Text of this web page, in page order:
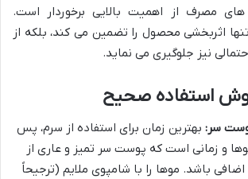
های مصرف از اهمیت بالایی برخوردار است.
اثربخشی محصول را تضمین می کند، بلکه از
نیز جلوگیری می نماید.
استفاده صحیح
سر: بهترین زمان برای استفاده از سرم، پس
و زمانی است که پوست سر تمیز و عاری از
اضافی باشد. موها را با شامپوی ملایم (ترجیحاً